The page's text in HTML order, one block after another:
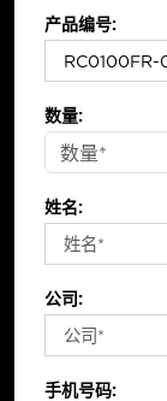
产品编号:
数量:
姓名:
公司:
手机号码: